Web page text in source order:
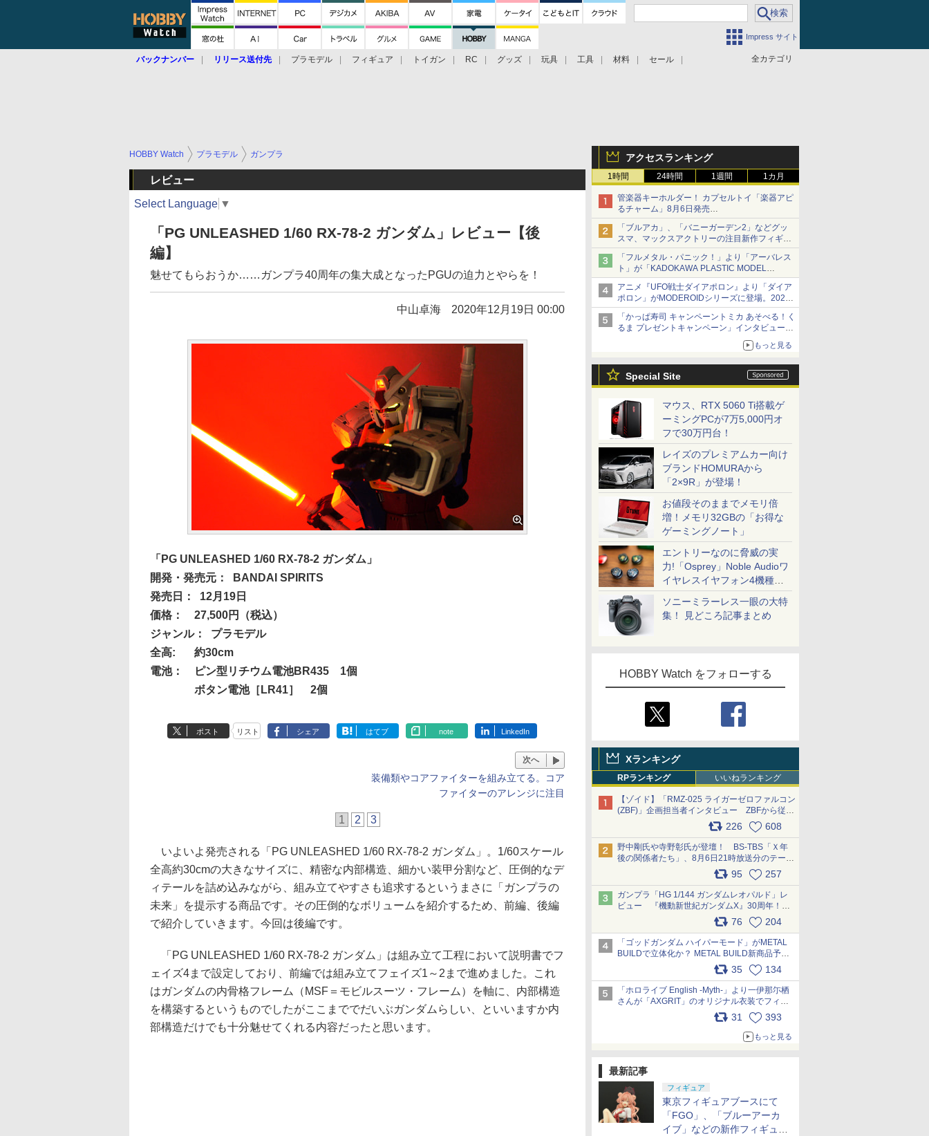
Impress サイト
全カテゴリ
バックナンバー リリース送付先 プラモデル フィギュア トイガン RC グッズ 玩具 工具 材料 セール
アクセスランキング
1時間 24時間 1週間 1カ月
管楽器キーホルダー！ カプセルトイ「楽器アピ
るチャーム」8月6日発売
チューバ、テナサクなど5種各3色
「ブルアカ」、「バニーガーデン2」などグッ
スマ、マックスアクトリーの注目新作フィギュ
アが展示【ホビーメーカー合同展示会】
「フルメタル・パニック！」より「アーバレス
ト」が「KADOKAWA PLASTIC MODEL
SERIES」から1/48スケールで登場！
アニメ『UFO戦士ダイアポロン』より「ダイア
ポロン」がMODEROIDシリーズに登場。2027
年2月に発売
「かっぱ寿司 キャンペーントミカ あそべる！く
るま プレゼントキャンペーン」インタビュー
子どもが楽しめるかっぱ寿司ならではの体験と
もっと見る
Special Site
マウス、RTX 5060 Ti搭載ゲ
ーミングPCが7万5,000円オ
フで30万円台！
レイズのプレミアムカー向け
ブランドHOMURAから
「2×9R」が登場！
お値段そのままでメモリ倍
増！メモリ32GBの「お得な
ゲーミングノート」
エントリーなのに脅威の実
力!「Osprey」Noble Audioワ
イヤレスイヤフォン4機種を
一気に聴く
ソニーミラーレス一眼の大特
集！ 見どころ記事まとめ
HOBBY Watch をフォローする
Xランキング
RPランキング いいねランキング
【ゾイド】「RMZ-025 ライガーゼロファルコン
(ZBF)」企画担当者インタビュー ZBFから従来
デザインまで再現可能なボリューム満点のキッ
ト pic.x.com/6zOqQAQKkX
226 608
野中剛氏や寺野彰氏が登壇！ BS-TBS「Ｘ年
後の関係者たち」、8月6日21時放送分のテーマ
は「超合金」！ pic.x.com/uWyt1uyuFm
95 257
ガンプラ「HG 1/144 ガンダムレオパルド」レ
ビュー 『機動新世紀ガンダムX』30周年！イ
ンナーアームガトリングの変形機構まで再現し
最新フォーマットでキット化！
pic.x.com/nszPIDTpbg
76 204
「ゴッドガンダム ハイパーモード」がMETAL
BUILDで立体化か？ METAL BUILD新商品予告
が公開 pic.x.com/HIcLLIM3ar35 134
「ホロライブ English -Myth-」より一伊那尓栖
さんが「AXGRIT」のオリジナル衣装でフィギ
ュア化 pic.x.com/YMGhdIAzNa
31 393
もっと見る
最新記事
フィギュア
東京フィギュアブースにて
「FGO」、「ブルーアーカ
イブ」などの新作フィギュア
HOBBY Watch プラモデル ガンプラ
レビュー
Select Language ▼
「PG UNLEASHED 1/60 RX-78-2 ガンダム」レビュー【後
編】
魅せてもらおうか……ガンプラ40周年の集大成となったPGUの迫力とやらを！
中山卓海 2020年12月19日 00:00
「PG UNLEASHED 1/60 RX-78-2 ガンダム」
開発・発売元：
BANDAI SPIRITS
発売日：
12月19日
価格：
27,500円（税込）
ジャンル：
プラモデル
全高:
約30cm
電池：
ピン型リチウム電池BR435 1個
ボタン電池［LR41］ 2個
ポスト リスト シェア はてブ note LinkedIn
次へ
装備類やコアファイターを組み立てる。コア
ファイターのアレンジに注目
1 2 3
いよいよ発売される「PG UNLEASHED 1/60 RX-78-2 ガンダム」。1/60スケール
全高約30cmの大きなサイズに、精密な内部構造、細かい装甲分割など、圧倒的なデ
ィテールを詰め込みながら、組み立てやすさも追求するというまさに「ガンプラの
未来」を提示する商品です。その圧倒的なボリュームを紹介するため、前編、後編
で紹介していきます。今回は後編です。
「PG UNLEASHED 1/60 RX-78-2 ガンダム」は組み立て工程において説明書でフ
ェイズ4まで設定しており、前編では組み立てフェイズ1～2まで進めました。これ
はガンダムの内骨格フレーム（MSF＝モビルスーツ・フレーム）を軸に、内部構造
を構築するというものでしたがここまででだいぶガンダムらしい、といいますか内
部構造だけでも十分魅せてくれる内容だったと思います。